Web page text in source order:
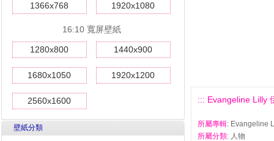
1366x768 1920x1080
16:10 寬屏壁紙
1280x800 1440x900
1680x1050 1920x1200
2560x1600
壁紙分類
::: Evangeline Lilly
所屬專輯: Evangeline
所屬分類: 人物